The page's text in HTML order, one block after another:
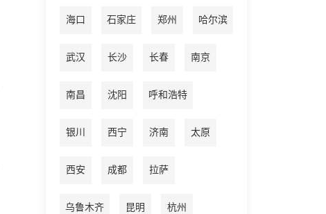
海口 石家庄 郑州 哈尔滨
武汉 长沙 长春 南京
南昌 沈阳 呼和浩特
银川 西宁 济南 太原
西安 成都 拉萨
乌鲁木齐 昆明 杭州